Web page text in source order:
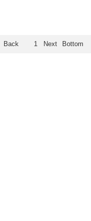
Back 1 Next Bottom